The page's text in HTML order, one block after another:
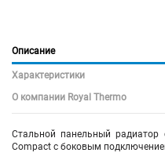
Описание
Характеристики
О компании Royal Thermo
Стальной панельный радиатор
Compact с боковым